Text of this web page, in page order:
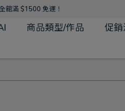
館滿 $1500 免運！
商品類型/作品 促銷